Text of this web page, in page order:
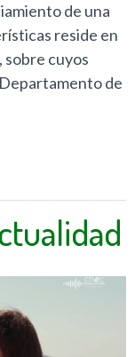
de una
reside en
sobre cuyos
de